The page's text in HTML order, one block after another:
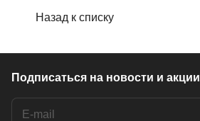
Назад к списку
Подписаться на новости и акции